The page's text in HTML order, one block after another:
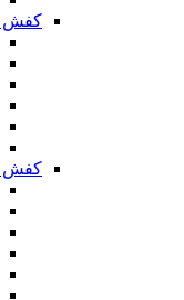
کفش
کفش